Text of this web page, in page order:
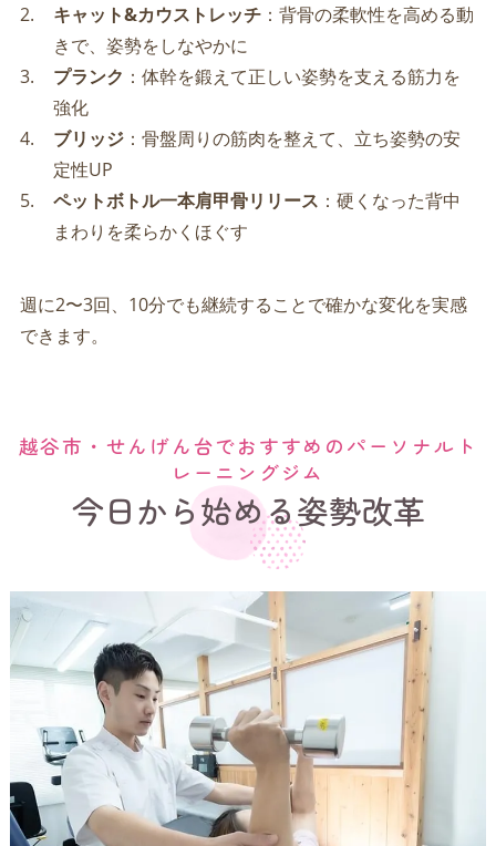
キャット&カウストレッチ：背骨の柔軟性を高める動
きで、姿勢をしなやかに
プランク ：体幹を鍛えて正しい姿勢を支える筋力を
強化
ブリッジ：骨盤周りの筋肉を整えて、立ち姿勢の安
定性UP
ペットボトル一本肩甲骨リリース ：硬くなった背中
まわりを柔らかくほぐす
週に2〜3回、10分でも継続することで確かな変化を実感
できます。
今日から始める姿勢改革
越谷市・せんげん台でおすすめのパーソナルト
レーニングジム